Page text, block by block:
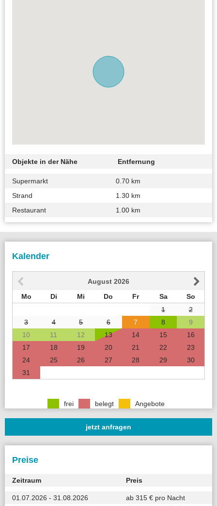
Objekte in der Nähe Entfernung
Supermarkt
0.70 km
Strand
1.30 km
Restaurant
1.00 km
Kalender
August 2026
Mo
Di Mi Do Fr Sa
So
1
2
3
4 5 6 7 8
9
10
11 12 13 14 15
16
17
18 19 20 21 22
23
24
25 26 27 28 29
30
31
frei belegt Angebote
jetzt anfragen
Preise
Zeitraum Preis
01.07.2026 - 31.08.2026
ab 315 € pro Nacht